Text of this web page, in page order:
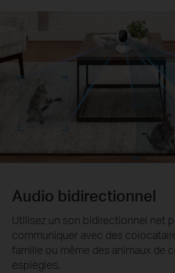
Audio bidirectionnel
Utilisez un son bidirectionnel net
communiquer avec des
famille ou même des animaux de
espiègles.